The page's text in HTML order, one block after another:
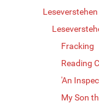
Leseverstehen
Fracking
Reading
'An
My Son